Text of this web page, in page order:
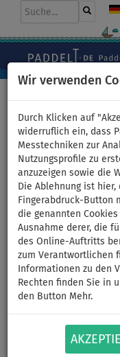
Wir verwenden
Durch Klicken auf
widerruflich ein, dass
Messtechniken zur
Nutzungsprofile zu
anzuzeigen sowie die
Die Ablehnung ist
Fingerabdruck-Button
die genannten
Ausnahme derer, die
des Online-Auftritts
zum Verantwortlichen
Informationen zu den
Rechten finden Sie in
den Button Mehr.
T-Shirt
kurzarm -
BIS
-16 %
UNSER
TIPP
Previous